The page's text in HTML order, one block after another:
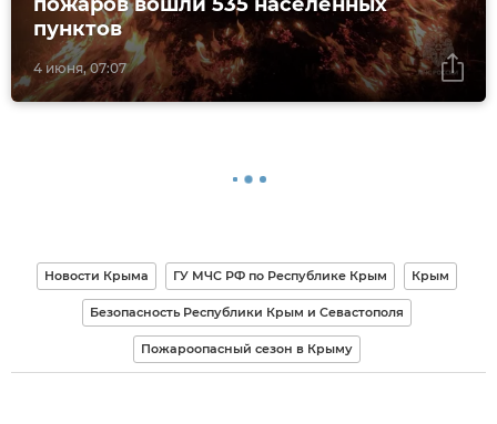
4 июня, 07:07
пунктов
Новости Крыма ГУ МЧС РФ по Республике Крым Крым
Безопасность Республики Крым и Севастополя
Пожароопасный сезон в Крыму